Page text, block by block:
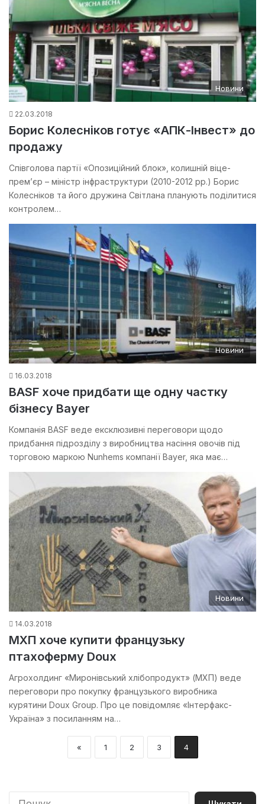
Новини
22.03.2018
Борис Колесніков готує «АПК-Інвест» до
продажу
Співголова партії «Опозиційний блок», колишній віце-
прем’єр – міністр інфраструктури (2010-2012 рр.) Борис
Колесніков та його дружина Світлана планують поділитися
контролем…
Новини
16.03.2018
BASF хоче придбати ще одну частку
бізнесу Bayer
Компанія BASF веде ексклюзивні переговори щодо
придбання підрозділу з виробництва насіння овочів під
торговою маркою Nunhems компанії Bayer, яка має…
Новини
14.03.2018
МХП хоче купити французьку
птахоферму Doux
Агрохолдинг «Миронівський хлібопродукт» (МХП) веде
переговори про покупку французького виробника
курятини Doux Group. Про це повідомляє «Інтерфакс-
Україна» з посиланням на…
« 1 2 3 4
П